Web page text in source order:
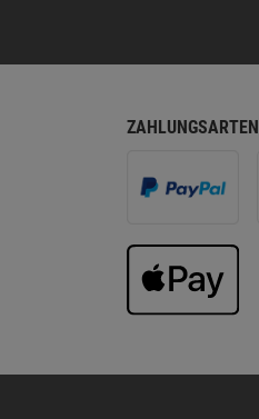
ZAHLUNGSARTEN